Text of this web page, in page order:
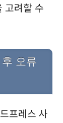
고려할 수
오류
프레스 사